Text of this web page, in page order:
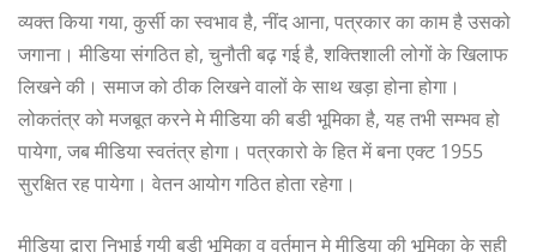
व्यक्त किया गया, कुर्सी का स्वभाव है, नींद आना, पत्रकार का काम है उसको
जगाना। मीडिया संगठित हो, चुनौती बढ़ गई है, शक्तिशाली लोगों के खिलाफ
लिखने की। समाज को ठीक लिखने वालों के साथ खड़ा होना होगा।
लोकतंत्र को मजबूत करने मे मीडिया की बडी भूमिका है, यह तभी सम्भव हो
पायेगा, जब मीडिया स्वतंत्र होगा। पत्रकारो के हित में बना एक्ट 1955
सुरक्षित रह पायेगा। वेतन आयोग गठित होता रहेगा।
मीडिया द्वारा निभाई गयी बडी भूमिका व वर्तमान मे मीडिया की भूमिका के सही